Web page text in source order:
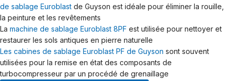
de sablage Euroblast de Guyson est idéale pour éliminer la rouille,
la peinture et les revêtements
La machine de sablage Euroblast 8PF est utilisée pour nettoyer et
restaurer les sols antiques en pierre naturelle
Les cabines de sablage Euroblast PF de Guyson sont souvent
utilisées pour la remise en état des composants de
turbocompresseur par un procédé de grenaillage